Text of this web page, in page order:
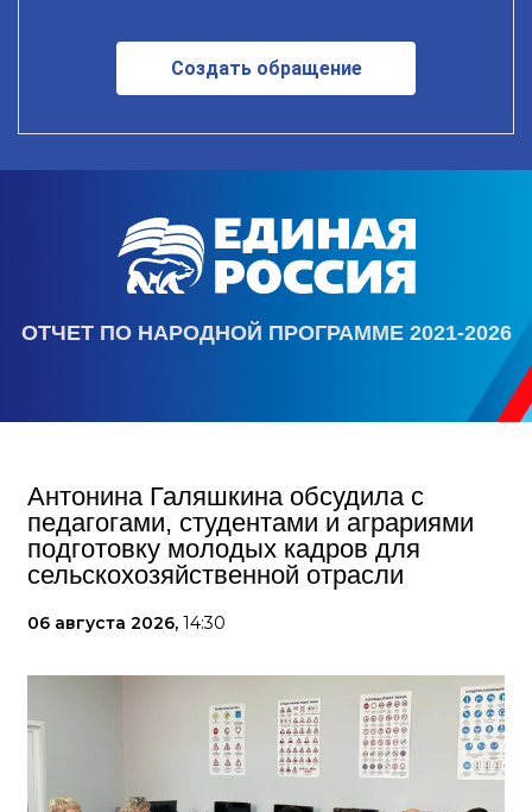
Создать обращение
ОТЧЕТ ПО НАРОДНОЙ ПРОГРАММЕ 2021-2026
Антонина Галяшкина обсудила с
педагогами, студентами и аграриями
подготовку молодых кадров для
сельскохозяйственной отрасли
06 августа 2026, 14:30